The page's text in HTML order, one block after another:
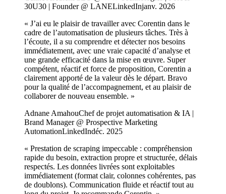
30U30 | Founder @ LANELinkedInjanv. 2026
« J’ai eu le plaisir de travailler avec Corentin dans le
cadre de l’automatisation de plusieurs tâches. Très à
l’écoute, il a su comprendre et détecter nos besoins
immédiatement, avec une vraie capacité d’analyse et
une grande efficacité dans la mise en œuvre. Super
compétent, réactif et force de proposition, Corentin a
clairement apporté de la valeur dès le départ. Bravo
pour la qualité de l’accompagnement, et au plaisir de
collaborer de nouveau ensemble. »
Adnane AmahouChef de projet automatisation & IA |
Brand Manager @ Prospective Marketing
AutomationLinkedIndéc. 2025
« Prestation de scraping impeccable : compréhension
rapide du besoin, extraction propre et structurée, délais
respectés. Les données livrées sont exploitables
immédiatement (format clair, colonnes cohérentes, pas
de doublons). Communication fluide et réactif tout au